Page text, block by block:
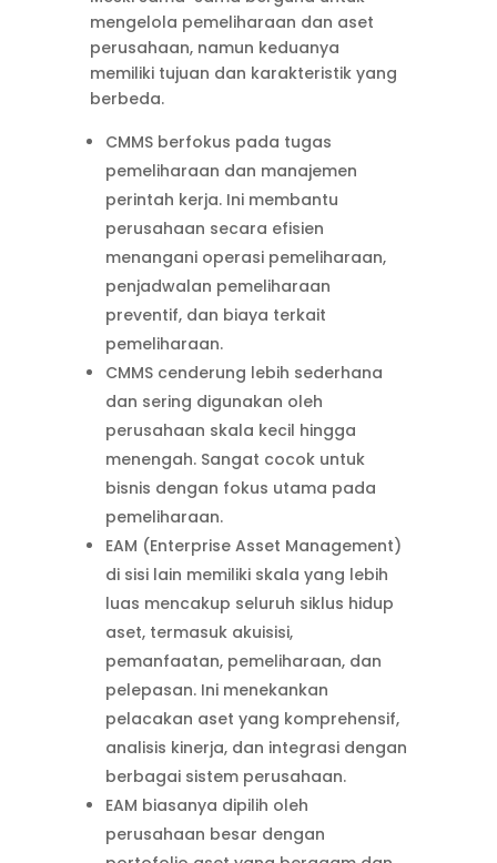
mengelola pemeliharaan dan aset
perusahaan, namun keduanya
memiliki tujuan dan karakteristik yang
berbeda.
CMMS berfokus pada tugas
pemeliharaan dan manajemen
perintah kerja. Ini membantu
perusahaan secara efisien
menangani operasi pemeliharaan,
penjadwalan pemeliharaan
preventif, dan biaya terkait
pemeliharaan.
CMMS cenderung lebih sederhana
dan sering digunakan oleh
perusahaan skala kecil hingga
menengah. Sangat cocok untuk
bisnis dengan fokus utama pada
pemeliharaan.
EAM (Enterprise Asset Management)
di sisi lain memiliki skala yang lebih
luas mencakup seluruh siklus hidup
aset, termasuk akuisisi,
pemanfaatan, pemeliharaan, dan
pelepasan. Ini menekankan
pelacakan aset yang komprehensif,
analisis kinerja, dan integrasi dengan
berbagai sistem perusahaan.
EAM biasanya dipilih oleh
perusahaan besar dengan